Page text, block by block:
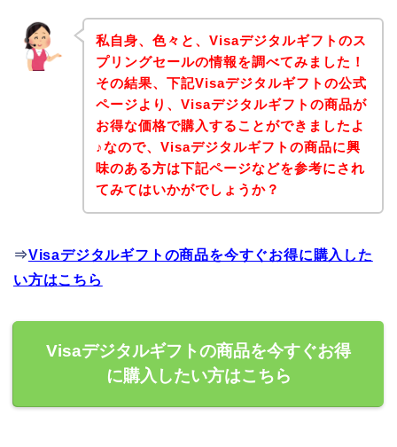
私自身、色々と、Visaデジタルギフトのス
プリングセールの情報を調べてみました！
その結果、下記Visaデジタルギフトの公式
ページより、Visaデジタルギフトの商品が
お得な価格で購入することができましたよ
♪なので、Visaデジタルギフトの商品に興
味のある方は下記ページなどを参考にされ
てみてはいかがでしょうか？
⇒Visaデジタルギフトの商品を今すぐお得に購入した
い方はこちら
Visaデジタルギフトの商品を今すぐお得
に購入したい方はこちら